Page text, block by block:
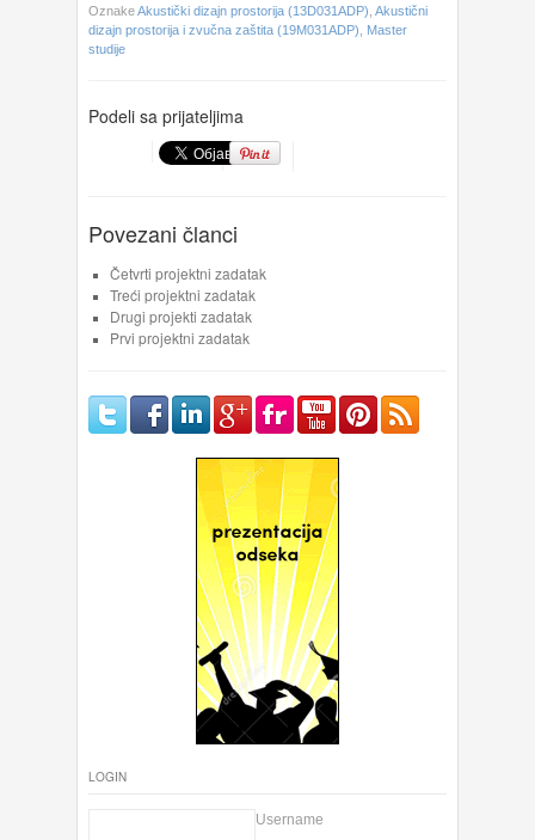
OznakeAkustički dizajn prostorija (13D031ADP) Akustični
dizajn prostorija i zvučna zaštita (19M031ADP)
Master
studije
Podeli sa prijateljima
Povezani članci
Četvrti projektni zadatak
Treći projektni zadatak
Drugi projekti zadatak
Prvi projektni zadatak
LOGIN
Username